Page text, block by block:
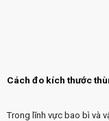
Cách đo kích thước
Trong lĩnh vực bao bì và